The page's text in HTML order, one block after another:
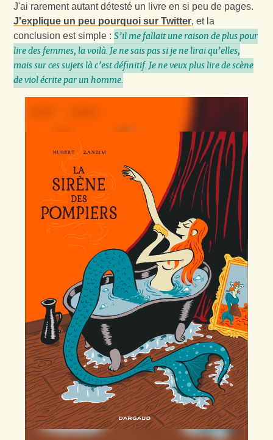
J'ai rarement autant détesté un livre en si peu de pages.
J'explique un peu pourquoi sur Twitter, et la
conclusion est simple :S’il me fallait une raison de plus pour
lire des femmes, la voilà. Je ne sais pas si je ne lirai qu’elles,
mais sur ces sujets là c’est définitif. Je ne veux plus lire de scène
de viol écrite par un homme.